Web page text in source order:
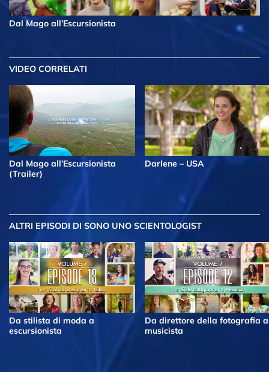
Dal Mago all’Escursionista
VIDEO CORRELATI
Dal Mago all’Escursionista
(Trailer)
Darlene – USA
ALTRI EPISODI DI SONO UNO SCIENTOLOGIST
Da stilista di moda a
escursionista
Da direttore della fotografia a
musicista